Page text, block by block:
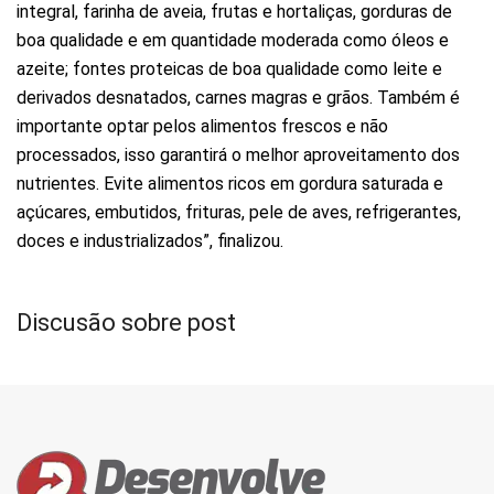
integral, farinha de aveia, frutas e hortaliças, gorduras de
boa qualidade e em quantidade moderada como óleos e
azeite; fontes proteicas de boa qualidade como leite e
derivados desnatados, carnes magras e grãos. Também é
importante optar pelos alimentos frescos e não
processados, isso garantirá o melhor aproveitamento dos
nutrientes. Evite alimentos ricos em gordura saturada e
açúcares, embutidos, frituras, pele de aves, refrigerantes,
doces e industrializados”, finalizou.
Discusão sobre post